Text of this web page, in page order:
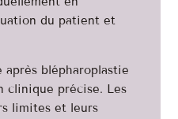
du patient et
après blépharoplastie
clinique précise. Les
limites et leurs